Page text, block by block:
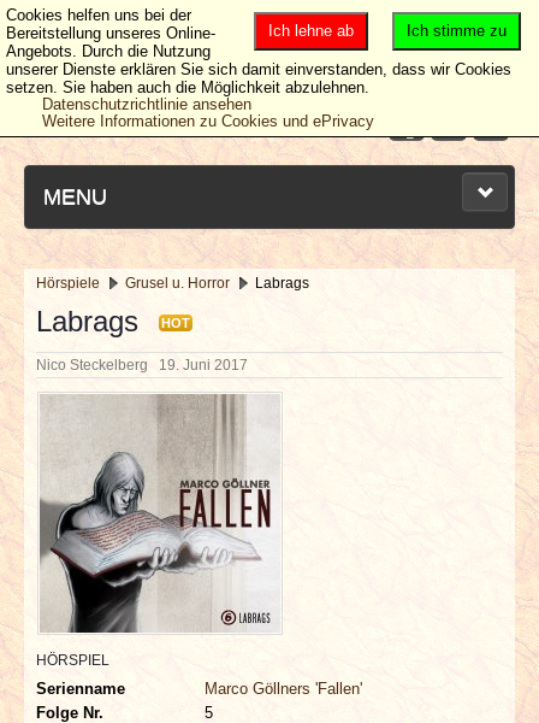
MENU
NEUESTE ARTIKEL
NEWS & DATES
VERLOSUNGEN
INTERVIEWS
SPECIALS
REDAKTION
Hörspiele Grusel u. Horror Labrags
Labrags HOT
Nico Steckelberg 19. Juni 2017
HÖRSPIEL
Serienname
Marco Göllners 'Fallen'
Folge Nr.
5
Ich stimme zu
Ich lehne ab
Cookies helfen uns bei der
Bereitstellung unseres Online-
Angebots. Durch die Nutzung
unserer Dienste erklären Sie sich damit einverstanden, dass wir Cookies
setzen. Sie haben auch die Möglichkeit abzulehnen.
Datenschutzrichtlinie ansehen
Weitere Informationen zu Cookies und ePrivacy